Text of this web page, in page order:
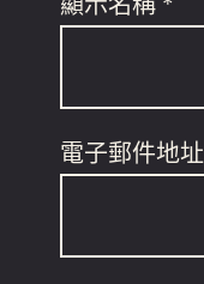
電子郵件地址